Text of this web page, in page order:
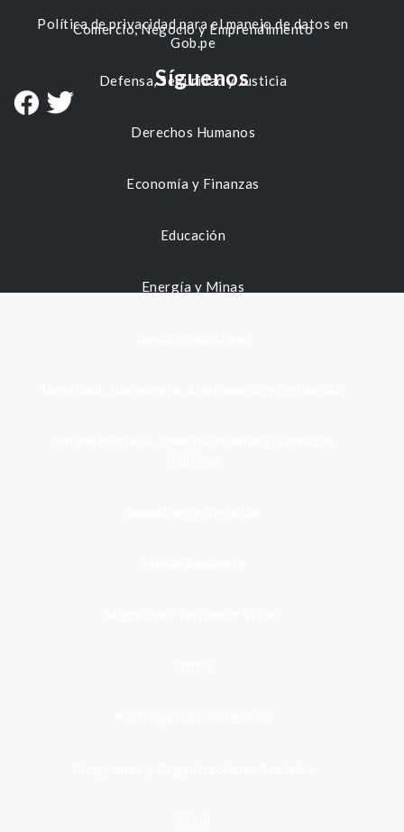
Comercio, Negocio y Emprendimiento
Defensa, Seguridad y Justicia
Derechos Humanos
Economía y Finanzas
Educación
Energía y Minas
Política de privacidad para el manejo de datos en
Gob.pe
Síguenos